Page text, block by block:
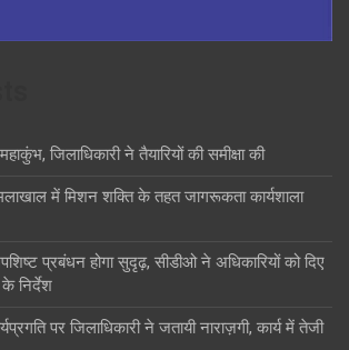
जिलाधिकारी ने तैयारियों की समीक्षा की
में मिशन शक्ति के तहत जागरूकता कार्यशाला
प्रबंधन होगा सुदृढ़, सीडीओ ने अधिकारियों को दिए
निर्देश
पर जिलाधिकारी ने जतायी नाराज़गी, कार्य में तेजी